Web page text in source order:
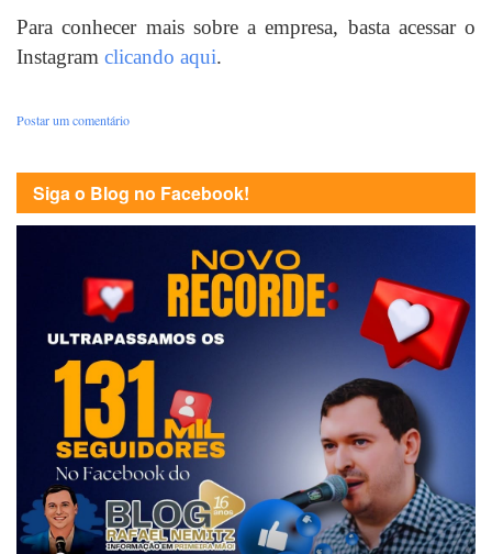
Para conhecer mais sobre a empresa, basta acessar o
Instagram clicando aqui.
Postar um comentário
Siga o Blog no Facebook!